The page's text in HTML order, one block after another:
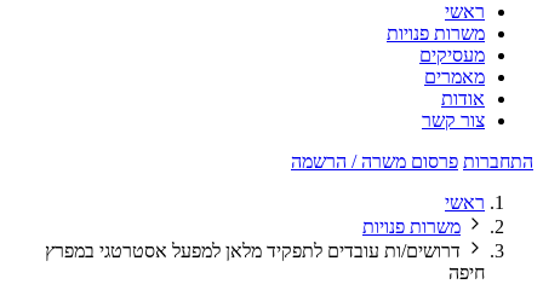
ראשי
משרות פנויות
מעסיקים
מאמרים
אודות
צור קשר
התחברות פרסום משרה / הרשמה
ראשי
משרות פנויות
דרושים/ות עובדים לתפקיד מלאן למפעל אסטרטגי במפרץ
חיפה